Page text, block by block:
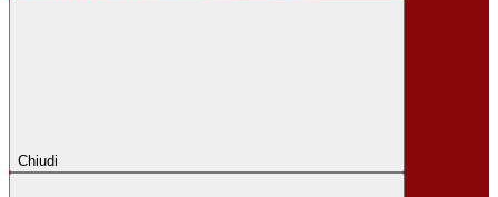
Chiudi